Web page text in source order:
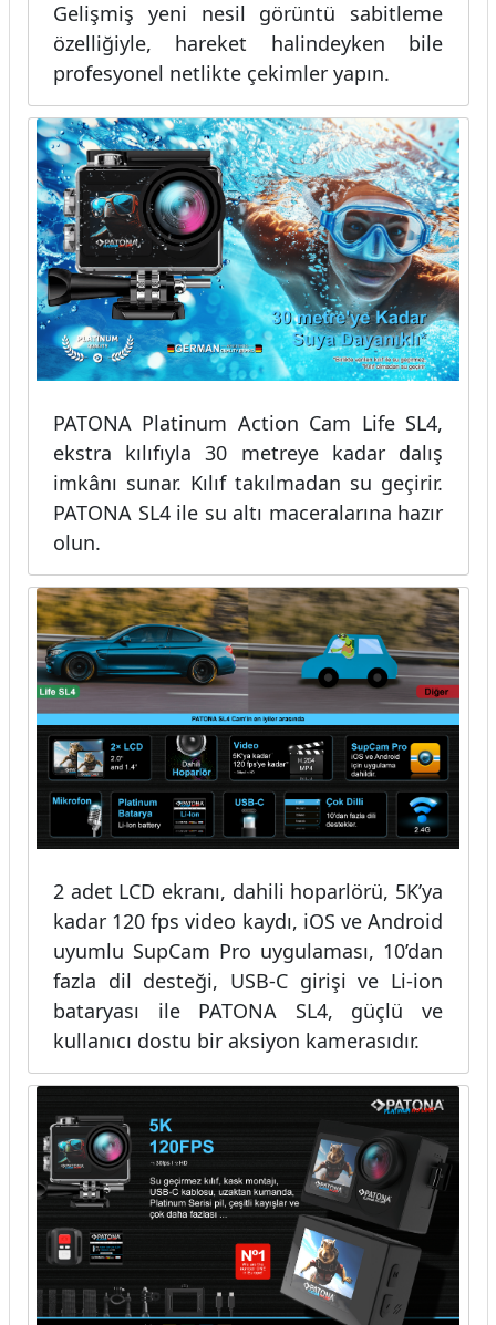
Gelişmiş yeni nesil görüntü sabitleme
özelliğiyle, hareket halindeyken bile
profesyonel netlikte çekimler yapın.
PATONA Platinum Action Cam Life SL4,
ekstra kılıfıyla 30 metreye kadar dalış
imkânı sunar. Kılıf takılmadan su geçirir.
PATONA SL4 ile su altı maceralarına hazır
olun.
2 adet LCD ekranı, dahili hoparlörü, 5K’ya
kadar 120 fps video kaydı, iOS ve Android
uyumlu SupCam Pro uygulaması, 10’dan
fazla dil desteği, USB-C girişi ve Li-ion
bataryası ile PATONA SL4, güçlü ve
kullanıcı dostu bir aksiyon kamerasıdır.